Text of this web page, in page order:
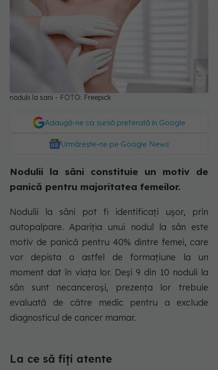
nodulii la sani - FOTO: Freepick
Adaugă-ne ca sursă preferată în Google
Urmărește-ne pe Google News
Nodulii la sâni constituie un motiv de
panică pentru majoritatea femeilor.
Nodulii la sâni pot fi identificați ușor, prin
autopalpare. Apariția unui nodul la sân este
motiv de panică pentru 40% dintre femei, care
vor depista o astfel de formaţiune la un
moment dat în viaţa lor. Deşi 9 din 10 noduli la
sân sunt necanceroși, prezenţa lor trebuie
evaluată de către medic pentru a exclude
diagnosticul de cancer mamar.
La ce să fiți atente